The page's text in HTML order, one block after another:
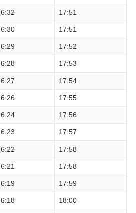
6:32 17:51
6:30 17:51
6:29 17:52
6:28 17:53
6:27 17:54
6:26 17:55
6:24 17:56
6:23 17:57
6:22 17:58
6:21 17:58
6:19 17:59
6:18 18:00